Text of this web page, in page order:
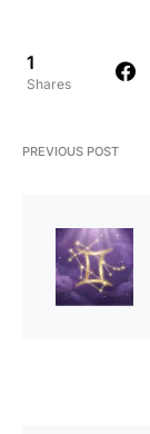
1
Shares
PREVIOUS POST